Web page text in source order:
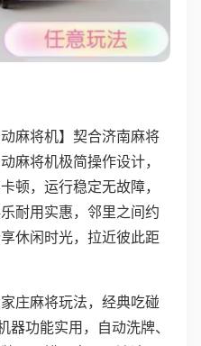
麻将机】契合济南麻将
麻将机极简操作设计，
顿，运行稳定无故障，
耐用实惠，邻里之间约
休闲时光，拉近彼此距
庄麻将玩法，经典吃碰
功能实用，自动洗牌、